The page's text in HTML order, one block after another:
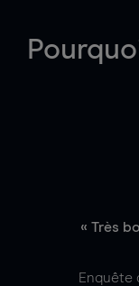
« Très
Enquête